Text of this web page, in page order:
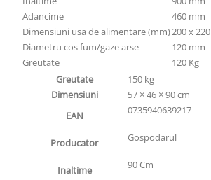
Adancime
460 mm
Dimensiuni usa de alimentare (mm)200 x 220
Diametru cos fum/gaze arse
120 mm
Greutate
120 Kg
Greutate
150 kg
Dimensiuni
57 × 46 × 90 cm
EAN
0735940639217
Producator Gospodarul
Inaltime 90 Cm